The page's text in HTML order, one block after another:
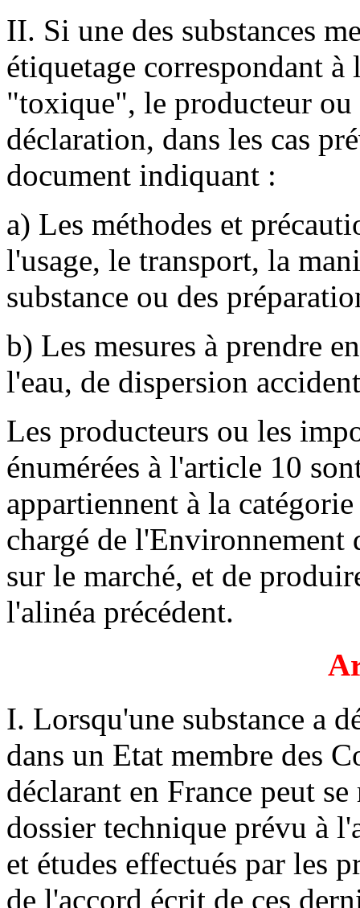
II. Si une des substances
étiquetage correspondant
"toxique", le producteur
déclaration, dans les cas
document indiquant :
a) Les méthodes et
l'usage, le transport, la
substance ou des
b) Les mesures à prendre
l'eau, de dispersion
Les producteurs ou les
énumérées à l'article 10
appartiennent à la
chargé de
sur le marché, et de
l'alinéa précédent.
I. Lorsqu'une substance a
dans un Etat membre des
déclarant en France peut
dossier technique prévu à
et études effectués par les
de l'accord écrit de ces